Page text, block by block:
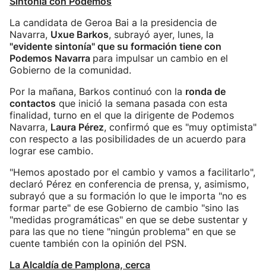
La candidata de Geroa Bai a la presidencia de
Navarra, Uxue Barkos, subrayó ayer, lunes, la
"evidente sintonía" que su formación tiene con
Podemos Navarra para impulsar un cambio en el
Gobierno de la comunidad.
Por la mañana, Barkos continuó con la ronda de
contactos que inició la semana pasada con esta
finalidad, turno en el que la dirigente de Podemos
Navarra, Laura Pérez, confirmó que es "muy optimista"
con respecto a las posibilidades de un acuerdo para
lograr ese cambio.
"Hemos apostado por el cambio y vamos a facilitarlo",
declaró Pérez en conferencia de prensa, y, asimismo,
subrayó que a su formación lo que le importa "no es
formar parte" de ese Gobierno de cambio "sino las
"medidas programáticas" en que se debe sustentar y
para las que no tiene "ningún problema" en que se
cuente también con la opinión del PSN.
La Alcaldía de Pamplona, cerca